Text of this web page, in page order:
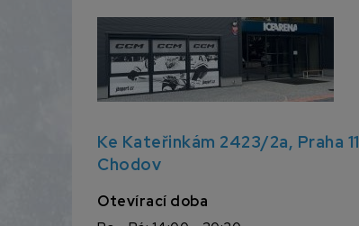
Ke Kateřinkám 2423/2a, Praha 11
Chodov
Otevírací doba